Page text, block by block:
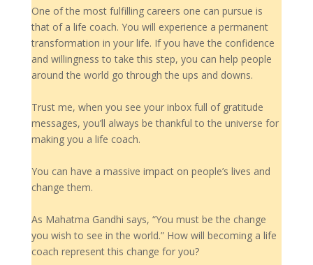
One of the most fulfilling careers one can pursue is
that of a life coach. You will experience a permanent
transformation in your life. If you have the confidence
and willingness to take this step, you can help people
around the world go through the ups and downs.
Trust me, when you see your inbox full of gratitude
messages, you’ll always be thankful to the universe for
making you a life coach.
You can have a massive impact on people’s lives and
change them.
As Mahatma Gandhi says, “You must be the change
you wish to see in the world.” How will becoming a life
coach represent this change for you?